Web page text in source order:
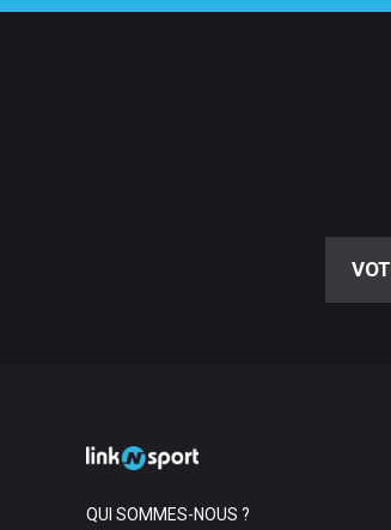
QUI SOMMES-NOUS ?